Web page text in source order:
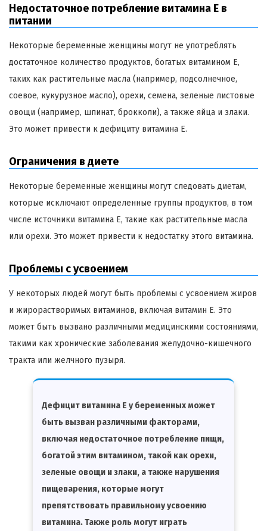
Недостаточное потребление витамина Е в
питании
Некоторые беременные женщины могут не употреблять
достаточное количество продуктов, богатых витамином Е,
таких как растительные масла (например, подсолнечное,
соевое, кукурузное масло), орехи, семена, зеленые листовые
овощи (например, шпинат, брокколи), а также яйца и злаки.
Это может привести к дефициту витамина Е.
Ограничения в диете
Некоторые беременные женщины могут следовать диетам,
которые исключают определенные группы продуктов, в том
числе источники витамина Е, такие как растительные масла
или орехи. Это может привести к недостатку этого витамина.
Проблемы с усвоением
У некоторых людей могут быть проблемы с усвоением жиров
и жирорастворимых витаминов, включая витамин Е. Это
может быть вызвано различными медицинскими состояниями,
такими как хронические заболевания желудочно-кишечного
тракта или желчного пузыря.
Дефицит витамина Е у беременных может
быть вызван различными факторами,
включая недостаточное потребление пищи,
богатой этим витамином, такой как орехи,
зеленые овощи и злаки, а также нарушения
пищеварения, которые могут
препятствовать правильному усвоению
витамина. Также роль могут играть